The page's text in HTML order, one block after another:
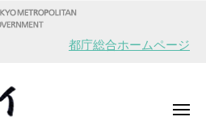
都庁総合ホームページ
メ